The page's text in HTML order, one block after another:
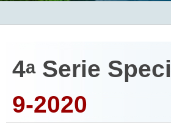
4aSerie
9-2020